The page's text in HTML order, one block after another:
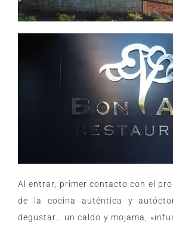
Al entrar, primer contacto con el
de la cocina auténtica y
degustar… un caldo y mojama,